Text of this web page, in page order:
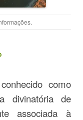
.
como
divinatória de
associada à